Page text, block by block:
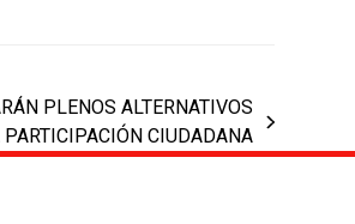
PLENOS ALTERNATIVOS
CIUDADANA